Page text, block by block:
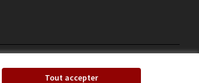
Tout accepter